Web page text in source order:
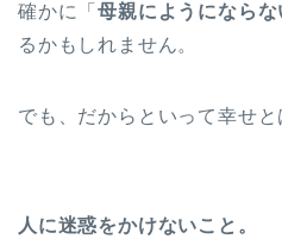
確かに「母親にようにならな
るかもしれません。
でも、だからといって幸せと
人に迷惑をかけないこと。